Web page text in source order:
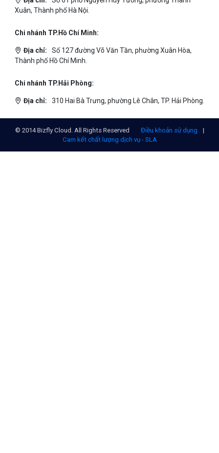
Xuân, Thành phố Hà Nội.
Chi nhánh TP.Hồ Chí Minh:
Địa chỉ:
Số 127 đường Võ Văn Tần, phường Xuân Hòa,
Thành phố Hồ Chí Minh.
Chi nhánh TP.Hải Phòng:
Địa chỉ: 310 Hai Bà Trưng, phường Lê Chân, TP. Hải Phòng.
© 2014 Bizfly Cloud. All Rights Reserved Điều khoản sử dụng
|
Cam kết chất lượng dịch vụ - SLA